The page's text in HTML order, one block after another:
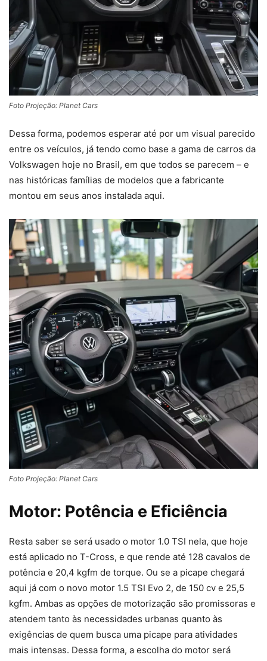
Foto Projeção: Planet Cars
Dessa forma, podemos esperar até por um visual parecido
entre os veículos, já tendo como base a gama de carros da
Volkswagen hoje no Brasil, em que todos se parecem – e
nas históricas famílias de modelos que a fabricante
montou em seus anos instalada aqui.
Foto Projeção: Planet Cars
Motor: Potência e Eficiência
Resta saber se será usado o motor 1.0 TSI nela, que hoje
está aplicado no T-Cross, e que rende até 128 cavalos de
potência e 20,4 kgfm de torque. Ou se a picape chegará
aqui já com o novo motor 1.5 TSI Evo 2, de 150 cv e 25,5
kgfm. Ambas as opções de motorização são promissoras e
atendem tanto às necessidades urbanas quanto às
exigências de quem busca uma picape para atividades
mais intensas. Dessa forma, a escolha do motor será